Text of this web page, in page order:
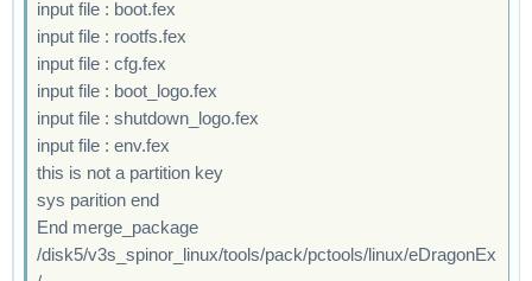
input file : boot.fex
input file : rootfs.fex
input file : cfg.fex
input file : boot_logo.fex
input file : shutdown_logo.fex
input file : env.fex
this is not a partition key
sys parition end
End merge_package
/disk5/v3s_spinor_linux/tools/pack/pctools/linux/eDragonEx